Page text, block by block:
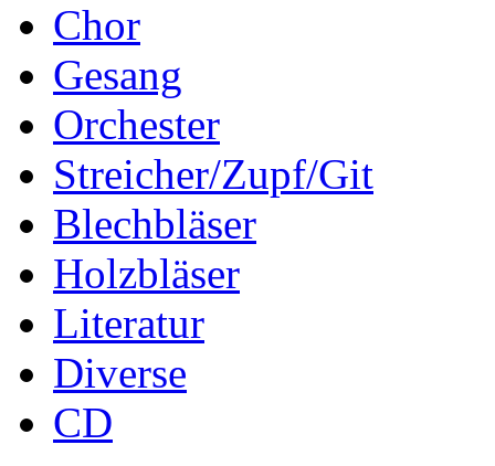
Chor
Gesang
Orchester
Streicher/Zupf/Git
Blechbläser
Holzbläser
Literatur
Diverse
CD